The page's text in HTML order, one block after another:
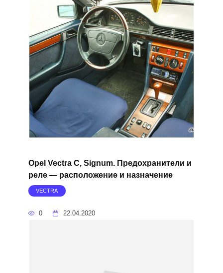
Opel Vectra C, Signum. Предохранители и
реле — расположение и назначение
VECTRA
0 22.04.2020